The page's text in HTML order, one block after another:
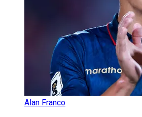
Alan Franco